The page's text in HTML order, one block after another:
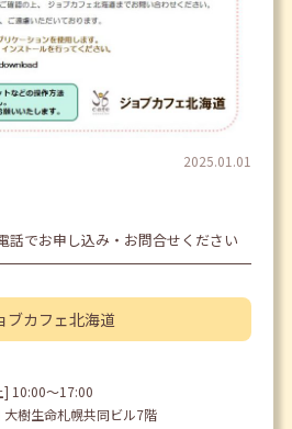
2025.01.01
話でお申し込み・お問合せください
ブカフェ北海道
10:00〜17:00
樹生命札幌共同ビル7階